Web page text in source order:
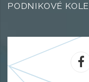
PODNIKOVÉ